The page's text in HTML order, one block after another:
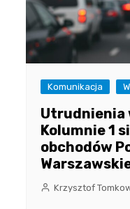
Komunikacja
Utrudnienia
Kolumnie 1
obchodów
Krzysztof